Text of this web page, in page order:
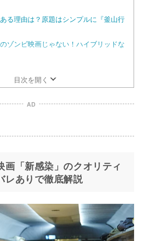
る理由は？原題はシンプルに『釜山行
ゾンビ映画じゃない！ハイブリッドな
目次を開く
AD
画「新感染」のクオリティ
レありで徹底解説